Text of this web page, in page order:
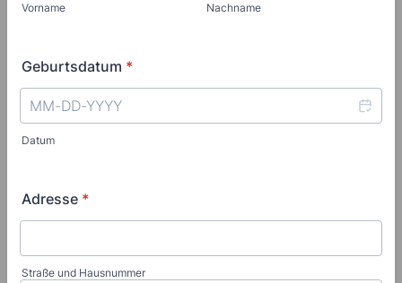
Vorname Nachname
Geburtsdatum *
Datum
Adresse *
Straße und Hausnummer